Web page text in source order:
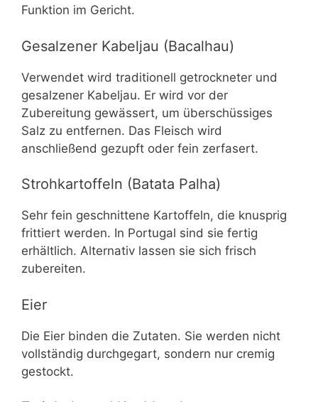
Funktion im Gericht.
Gesalzener Kabeljau (Bacalhau)
Verwendet wird traditionell getrockneter und
gesalzener Kabeljau. Er wird vor der
Zubereitung gewässert, um überschüssiges
Salz zu entfernen. Das Fleisch wird
anschließend gezupft oder fein zerfasert.
Stroh­kartoffeln (Batata Palha)
Sehr fein geschnittene Kartoffeln, die knusprig
frittiert werden. In Portugal sind sie fertig
erhältlich. Alternativ lassen sie sich frisch
zubereiten.
Eier
Die Eier binden die Zutaten. Sie werden nicht
vollständig durchgegart, sondern nur cremig
gestockt.